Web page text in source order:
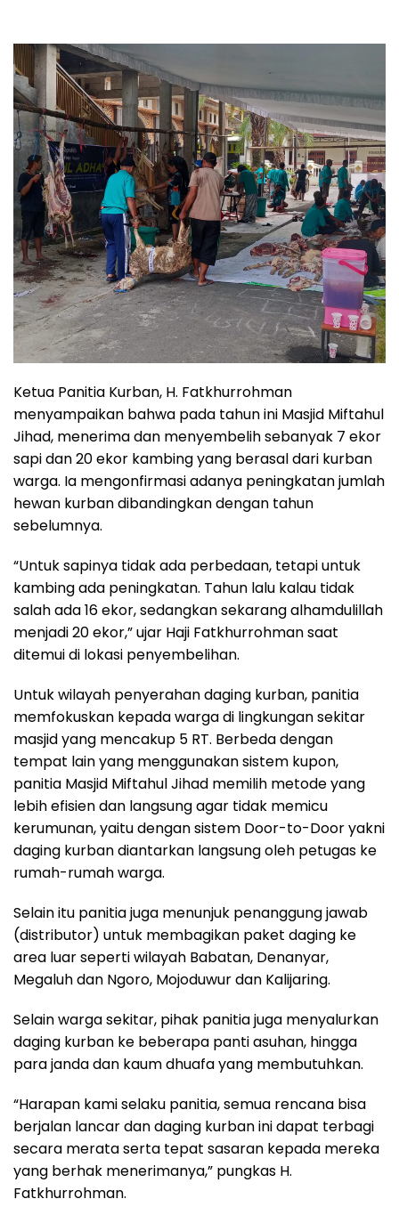
Ketua Panitia Kurban, H. Fatkhurrohman
menyampaikan bahwa pada tahun ini Masjid Miftahul
Jihad, menerima dan menyembelih sebanyak 7 ekor
sapi dan 20 ekor kambing yang berasal dari kurban
warga. Ia mengonfirmasi adanya peningkatan jumlah
hewan kurban dibandingkan dengan tahun
sebelumnya.
“Untuk sapinya tidak ada perbedaan, tetapi untuk
kambing ada peningkatan. Tahun lalu kalau tidak
salah ada 16 ekor, sedangkan sekarang alhamdulillah
menjadi 20 ekor,” ujar Haji Fatkhurrohman saat
ditemui di lokasi penyembelihan.
Untuk wilayah penyerahan daging kurban, panitia
memfokuskan kepada warga di lingkungan sekitar
masjid yang mencakup 5 RT. Berbeda dengan
tempat lain yang menggunakan sistem kupon,
panitia Masjid Miftahul Jihad memilih metode yang
lebih efisien dan langsung agar tidak memicu
kerumunan, yaitu dengan sistem Door-to-Door yakni
daging kurban diantarkan langsung oleh petugas ke
rumah-rumah warga.
Selain itu panitia juga menunjuk penanggung jawab
(distributor) untuk membagikan paket daging ke
area luar seperti wilayah Babatan, Denanyar,
Megaluh dan Ngoro, Mojoduwur dan Kalijaring.
Selain warga sekitar, pihak panitia juga menyalurkan
daging kurban ke beberapa panti asuhan, hingga
para janda dan kaum dhuafa yang membutuhkan.
“Harapan kami selaku panitia, semua rencana bisa
berjalan lancar dan daging kurban ini dapat terbagi
secara merata serta tepat sasaran kepada mereka
yang berhak menerimanya,” pungkas H.
Fatkhurrohman.